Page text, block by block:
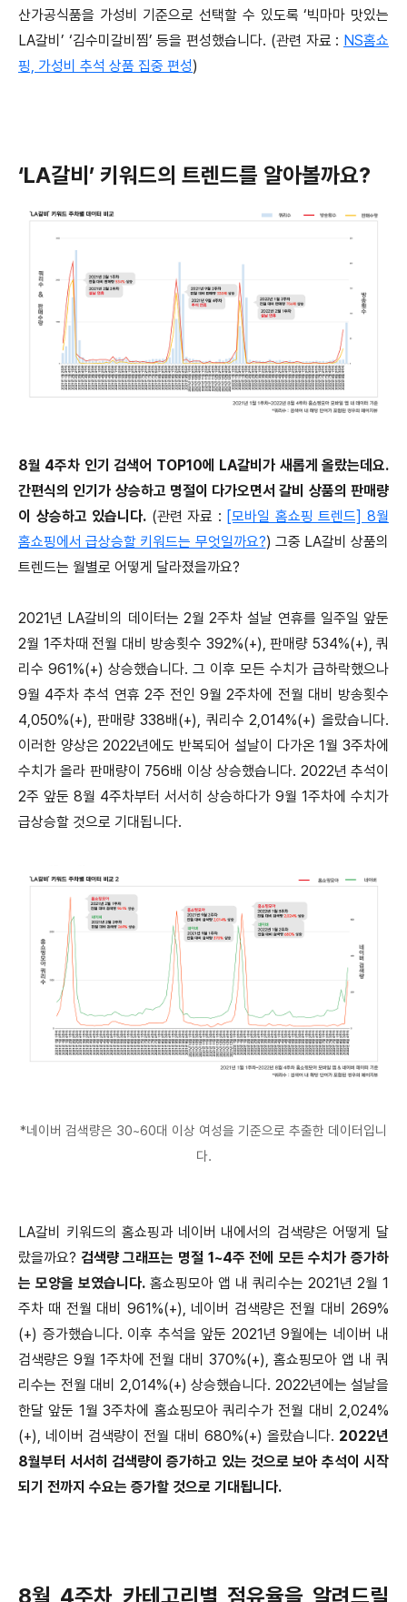
산가공식품을 가성비 기준으로 선택할 수 있도록 ‘빅마마 맛있는
LA갈비’ ‘김수미갈비찜’ 등을 편성했습니다. (관련 자료 : NS홈쇼
핑, 가성비 추석 상품 집중 편성)
‘LA갈비’ 키워드의 트렌드를 알아볼까요?
8월 4주차 인기 검색어 TOP10에 LA갈비가 새롭게 올랐는데요.
간편식의 인기가 상승하고 명절이 다가오면서 갈비 상품의 판매량
이 상승하고 있습니다. (관련 자료 : [모바일 홈쇼핑 트렌드] 8월
홈쇼핑에서 급상승할 키워드는 무엇일까요?) 그중 LA갈비 상품의
트렌드는 월별로 어떻게 달라졌을까요?
2021년 LA갈비의 데이터는 2월 2주차 설날 연휴를 일주일 앞둔
2월 1주차때 전월 대비 방송횟수 392%(+), 판매량 534%(+), 쿼
리수 961%(+) 상승했습니다. 그 이후 모든 수치가 급하락했으나
9월 4주차 추석 연휴 2주 전인 9월 2주차에 전월 대비 방송횟수
4,050%(+), 판매량 338배(+), 쿼리수 2,014%(+) 올랐습니다.
이러한 양상은 2022년에도 반복되어 설날이 다가온 1월 3주차에
수치가 올라 판매량이 756배 이상 상승했습니다. 2022년 추석이
2주 앞둔 8월 4주차부터 서서히 상승하다가 9월 1주차에 수치가
급상승할 것으로 기대됩니다.
*네이버 검색량은 30~60대 이상 여성을 기준으로 추출한 데이터입니
다.
LA갈비 키워드의 홈쇼핑과 네이버 내에서의 검색량은 어떻게 달
랐을까요? 검색량 그래프는 명절 1~4주 전에 모든 수치가 증가하
는 모양을 보였습니다. 홈쇼핑모아 앱 내 쿼리수는 2021년 2월 1
주차 때 전월 대비 961%(+), 네이버 검색량은 전월 대비 269%
(+) 증가했습니다. 이후 추석을 앞둔 2021년 9월에는 네이버 내
검색량은 9월 1주차에 전월 대비 370%(+), 홈쇼핑모아 앱 내 쿼
리수는 전월 대비 2,014%(+) 상승했습니다. 2022년에는 설날을
한달 앞둔 1월 3주차에 홈쇼핑모아 쿼리수가 전월 대비 2,024%
(+), 네이버 검색량이 전월 대비 680%(+) 올랐습니다. 2022년
8월부터 서서히 검색량이 증가하고 있는 것으로 보아 추석이 시작
되기 전까지 수요는 증가할 것으로 기대됩니다.
8월 4주차 카테고리별 점유율을 알려드릴